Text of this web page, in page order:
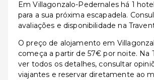
Em Villagonzalo-Pedernales há 1
para a sua próxima escapadela.
avaliações e disponibilidade na
O preço de alojamento em
começa a partir de 57€ por noite. Na
ver todos os detalhes, consultar
viajantes e reservar diretamente ao